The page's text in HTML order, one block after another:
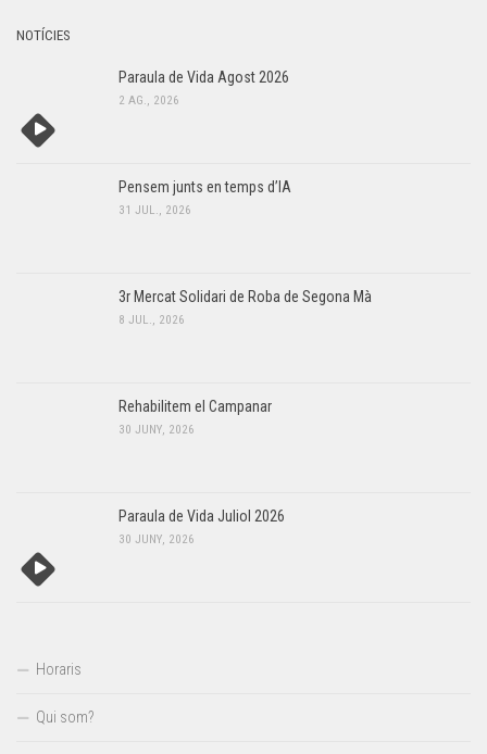
NOTÍCIES
Paraula de Vida Agost 2026
2 AG., 2026
Pensem junts en temps d’IA
31 JUL., 2026
3r Mercat Solidari de Roba de Segona Mà
8 JUL., 2026
Rehabilitem el Campanar
30 JUNY, 2026
Paraula de Vida Juliol 2026
30 JUNY, 2026
Horaris
Qui som?